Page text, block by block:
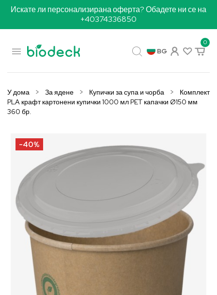
Искате ли персонализирана оферта? Обадете ни се на
+40374336850

0
BG
У дома За ядене Купички за супа и чорба
Комплект
PLA крафт картонени купички 1000 мл PET капачки Ø150 мм
360 бр.
-40%